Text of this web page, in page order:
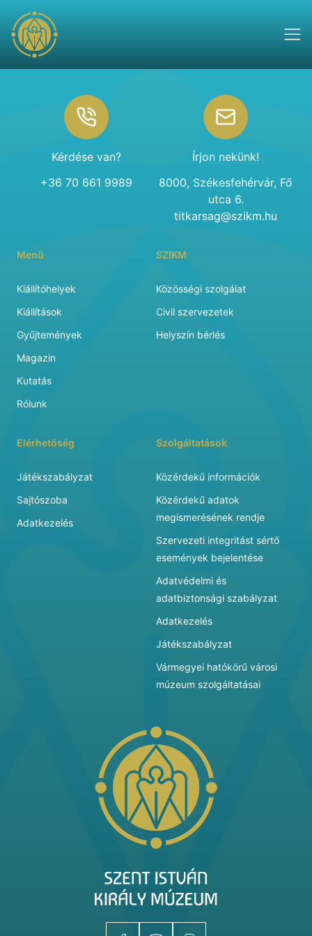
Kérdése van?
+36 70 661 9989
Írjon nekünk!
8000, Székesfehérvár, Fő
utca 6.
titkarsag@szikm.hu
Menü
Kiállítóhelyek
Kiállítások
Gyűjtemények
Magazin
Kutatás
Rólunk
SZIKM
Közösségi szolgálat
Civil szervezetek
Helyszín bérlés
Elérhetőség
Játékszabályzat
Sajtószoba
Adatkezelés
Szolgáltatások
Közérdekű információk
Közérdekű adatok
megismerésének rendje
Szervezeti integritást sértő
események bejelentése
Adatvédelmi és
adatbiztonsági szabályzat
Adatkezelés
Játékszabályzat
Vármegyei hatókörű városi
múzeum szolgáltatásai